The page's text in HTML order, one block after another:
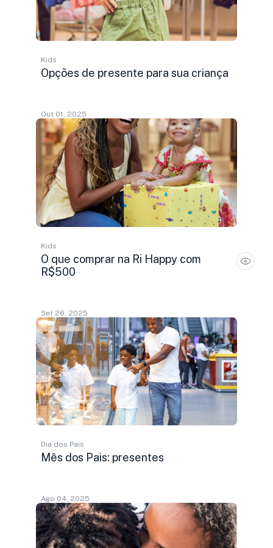
Kids
Opções de presente para sua criança
Out 01, 2025
Kids
O que comprar na Ri Happy com
R$500
Set 26, 2025
Dia dos Pais
Mês dos Pais: presentes
Ago 04, 2025